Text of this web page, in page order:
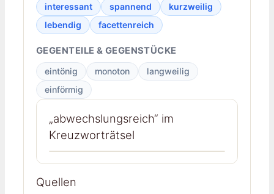
interessant
spannend
kurzweilig
lebendig
facettenreich
GEGENTEILE & GEGENSTÜCKE
eintönig monoton
langweilig
einförmig
„abwechslungsreich“ im
Kreuzworträtsel
Quellen